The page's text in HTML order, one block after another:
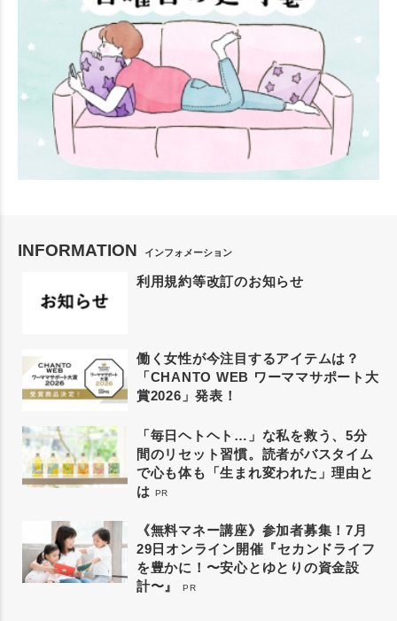
INFORMATION インフォメーション
利用規約等改訂のお知らせ
働く女性が今注目するアイテムは？
「CHANTO WEB ワーママサポート大
賞2026」発表！
「毎日ヘトヘト…」な私を救う、5分
間のリセット習慣。読者がバスタイム
で心も体も「生まれ変われた」理由と
は PR
《無料マネー講座》参加者募集！7月
29日オンライン開催『セカンドライフ
を豊かに！〜安心とゆとりの資金設
計〜』
PR